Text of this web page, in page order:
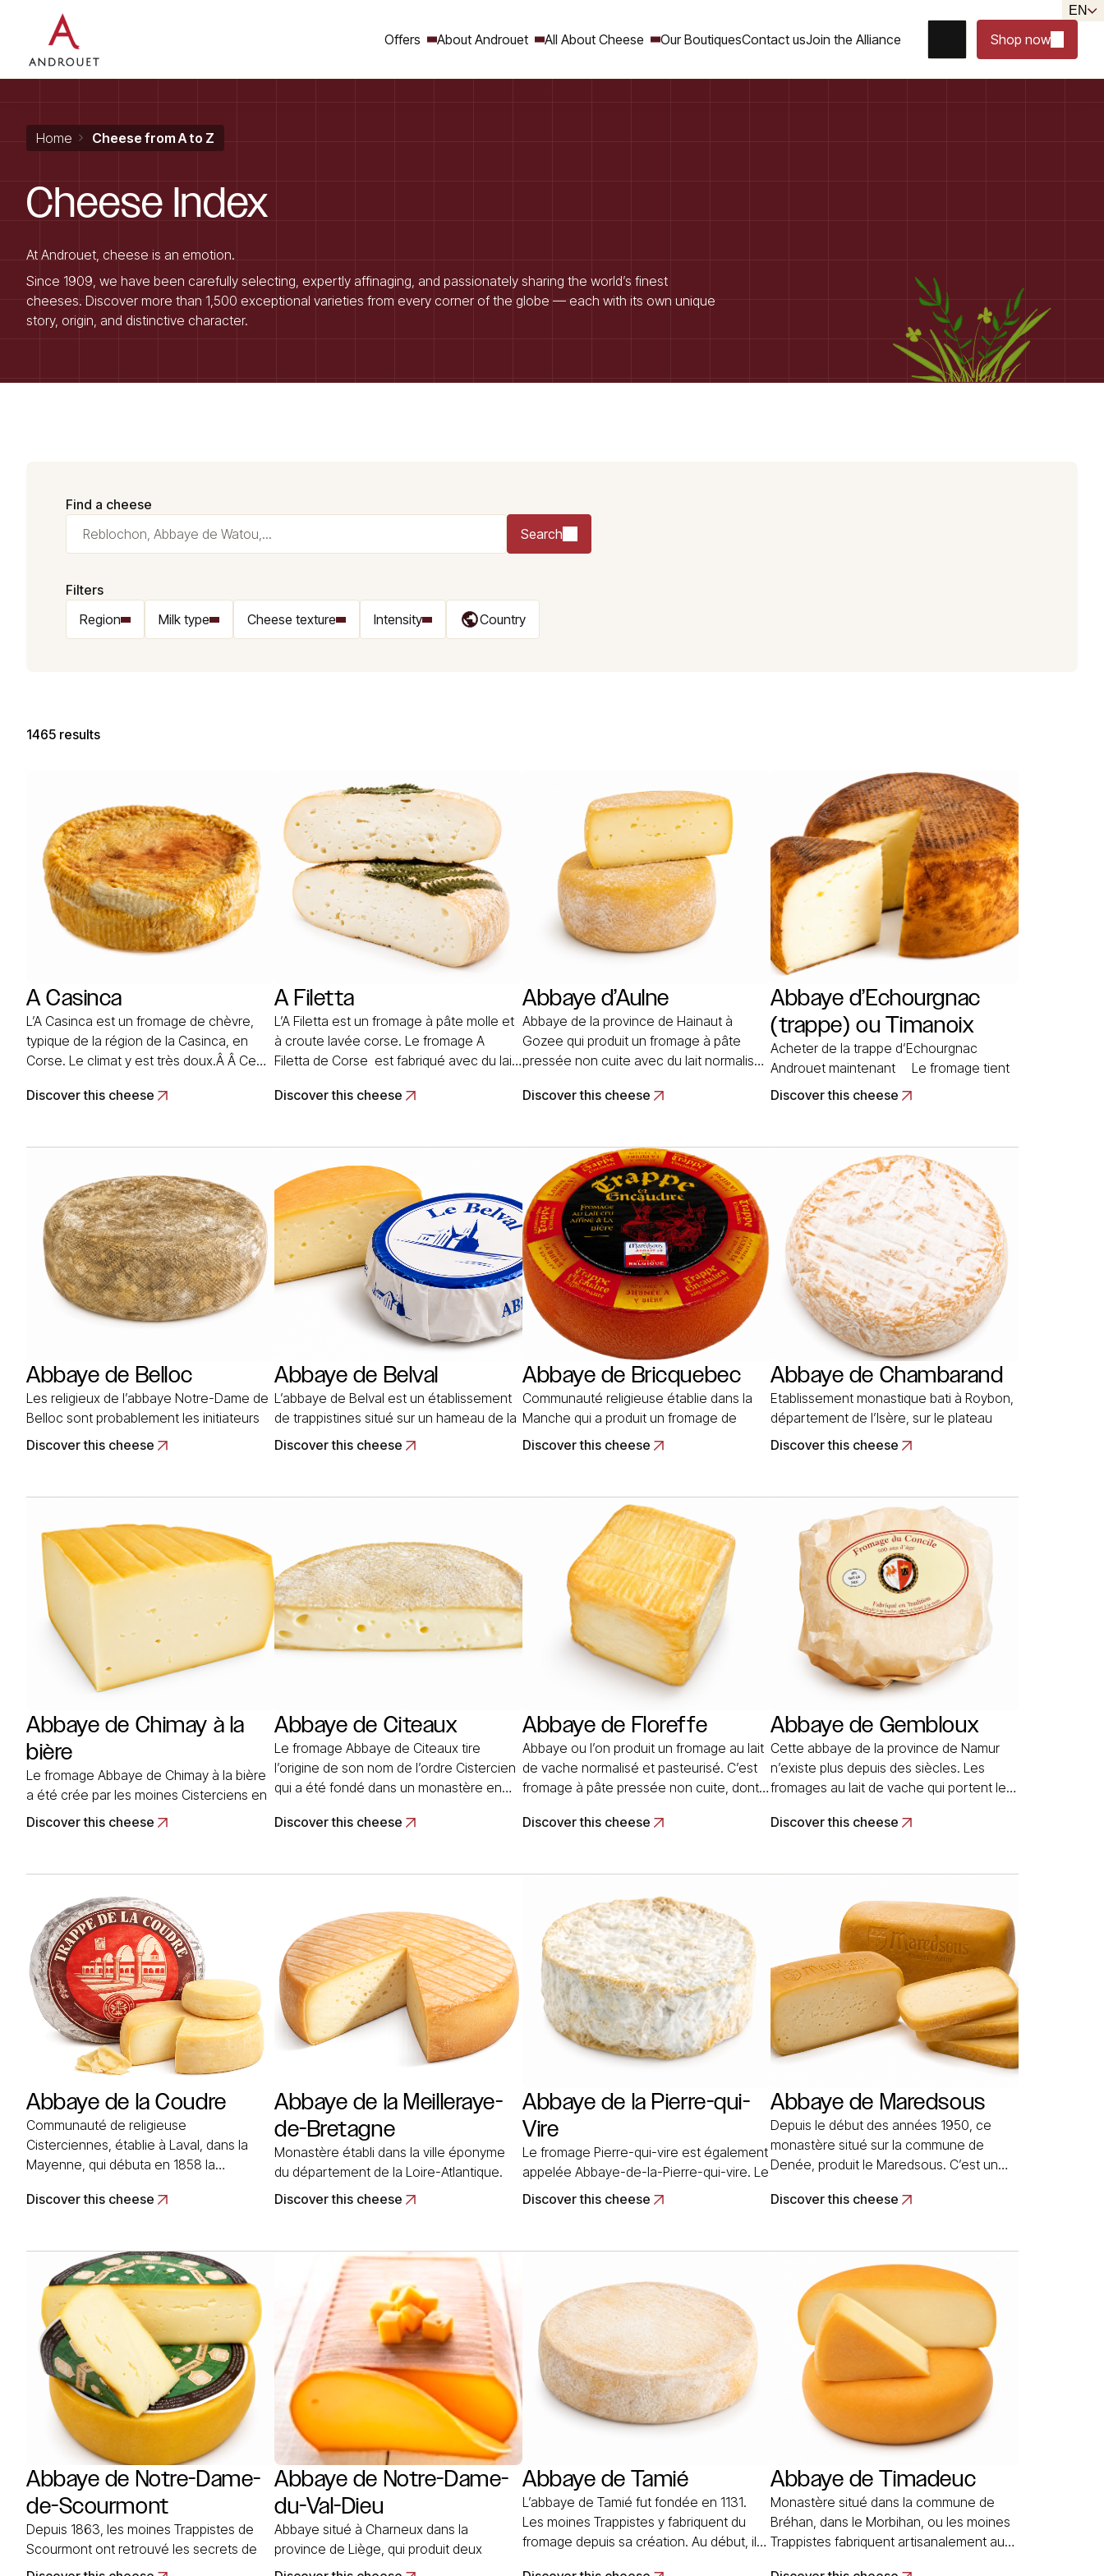
Offers About Androuet All About Cheese Our BoutiquesContact usJoin the Alliance Shop now
EN
Search for a keyword
Home Cheese from A to Z
Cheese Index
At Androuet, cheese is an emotion.
Since 1909, we have been carefully selecting, expertly affinaging, and passionately sharing the world’s finest
cheeses. Discover more than 1,500 exceptional varieties from every corner of the globe — each with its own unique
story, origin, and distinctive character.
Find a cheese
Search
Filters
Region
Milk type Cheese texture Intensity Country
1465 results
A Casinca
L’A Casinca est un fromage de chèvre,
typique de la région de la Casinca, en
Corse. Le climat y est très doux.Â Â Ce
lait de chèvre, leur alimentation est
Discover this cheese
A Filetta
L’A Filetta est un fromage à pâte molle et
à croute lavée corse. Le fromage A
Filetta de Corse est fabriqué avec du lait
éleveurs de la plaine orientale. Le lait
Discover this cheese
Abbaye d’Aulne
Abbaye de la province de Hainaut à
Gozee qui produit un fromage à pâte
pressée non cuite avec du lait normalisé
demande 3 ou 5 semaines de caves pour
différentes pour… Read More
Discover this cheese
Abbaye d’Echourgnac
(trappe) ou Timanoix
Acheter de la trappe d’Echourgnac
Androuet maintenant Le fromage tient
son nom de la localité où se trouve
d’un petit disque épais, pesant 300
grammes. Il est… Read More
Discover this cheese
Abbaye de Belloc
Les religieux de l’abbaye Notre-Dame de
Belloc sont probablement les initiateurs
et les créateurs des fromages de brebis
contreforts pyrénéens, l’Abbaye
qui permit dès les temps les plus… Read
More
Discover this cheese
Abbaye de Belval
L’abbaye de Belval est un établissement
de trappistines situé sur un hameau de la
commune de Saint-Pol-sur-Ternoise dans
cru, à pâte pressée non cuite, de 22 à 25
Discover this cheese
Abbaye de Bricquebec
Communauté religieuse établie dans la
Manche qui a produit un fromage de
Normandie au lait de vache, à pâte
trappistes a été confiée à la laiterie
coopérative de Valognes (Valco), ainsi
que la marque Providence. Read More
Discover this cheese
Abbaye de Chambarand
Etablissement monastique bati à Roybon,
département de l’Isère, sur le plateau
éponyme ou se trouvent de beaux
pâte pressée non cuites. Ce fromage
était au départ, du style d’un reblochon
de très petites dimensions… Read More
Discover this cheese
Abbaye de Chimay à la
bière
Le fromage Abbaye de Chimay à la bière
a été crée par les moines Cisterciens en
1850. De tradition trappiste, ce fromage
de 19cm. Retrouvez un autre froma…
Discover this cheese
Abbaye de Citeaux
Le fromage Abbaye de Citeaux tire
l’origine de son nom de l’ordre Cistercien
qui a été fondé dans un monastère en
Cîteaux est concomitante de l’histoire de
Discover this cheese
Abbaye de Floreffe
Abbaye ou l’on produit un fromage au lait
de vache normalisé et pasteurisé. C’est
fromage à pâte pressée non cuite, dont
risques de fermentations secondaires. Il
Discover this cheese
Abbaye de Gembloux
Cette abbaye de la province de Namur
n’existe plus depuis des siècles. Les
fromages au lait de vache qui portent le
frabriqués dans un atelier artisanal. Il s’agit
Discover this cheese
Abbaye de la Coudre
Communauté de religieuse
Cisterciennes, établie à Laval, dans la
Mayenne, qui débuta en 1858 la
monastique. Au lait de vache et à pâte
25 cm de diamètre et… Read More
Discover this cheese
Abbaye de la Meilleraye-
de-Bretagne
Monastère établi dans la ville éponyme
du département de la Loire-Atlantique.
Les religieux y élaborent un fromage au
24 cm de côté et de 4 à 5 cm d’épaisseur.
Le fromage demande un minimum… Read
Discover this cheese
Abbaye de la Pierre-qui-
Vire
Le fromage Pierre-qui-vire est également
appelée Abbaye-de-la-Pierre-qui-vire. Le
nom est en effet celui de l’abbaye
l’abbaye ont expérimenté la stabulation
alpine. Pour valoriser le lait de ces
animaux, les moines… Read More
Discover this cheese
Abbaye de Maredsous
Depuis le début des années 1950, ce
monastère situé sur la commune de
Denée, produit le Maredsous. C’est un
pasteurisé, dont le caillé est délactosé.
depuis le Moyen Age, les moines… Read
Discover this cheese
Abbaye de Notre-Dame-
de-Scourmont
Depuis 1863, les moines Trappistes de
Scourmont ont retrouvé les secrets de
ce fromage à pâte mi-dure. Il est créé à
Abbaye de Notre-Dame-
du-Val-Dieu
Abbaye situé à Charneux dans la
province de Liège, qui produit deux
variétés de fromages au lait de vache: un
Abbaye de Tamié
L’abbaye de Tamié fut fondée en 1131.
Les moines Trappistes y fabriquent du
fromage depuis sa création. Au début, ils
Abbaye de Timadeuc
Monastère situé dans la commune de
Bréhan, dans le Morbihan, ou les moines
Trappistes fabriquent artisanalement au